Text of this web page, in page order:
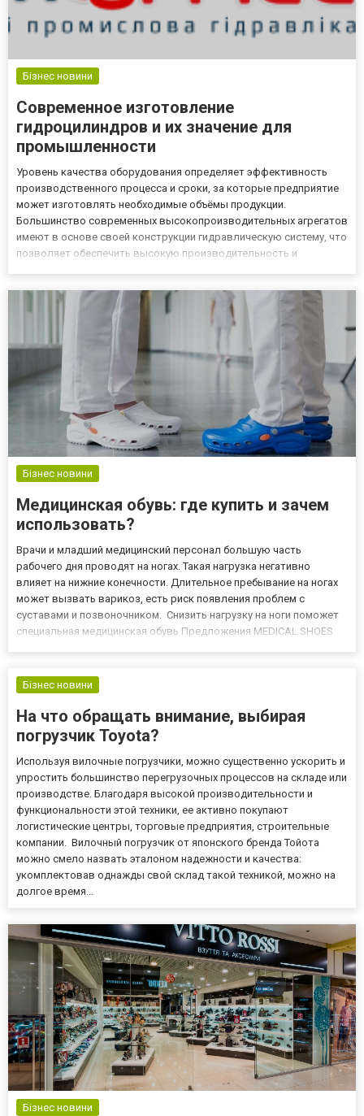
Бізнес новини
Современное изготовление
гидроцилиндров и их значение для
промышленности
Уровень качества оборудования определяет эффективность
производственного процесса и сроки, за которые предприятие
может изготовлять необходимые объёмы продукции.
Большинство современных высокопроизводительных агрегатов
имеют в основе своей конструкции гидравлическую систему, что
позволяет обеспечить высокую производительность и
гидроцилиндр, который обесп...
Бізнес новини
Медицинская обувь: где купить и зачем
использовать?
Врачи и младший медицинский персонал большую часть
рабочего дня проводят на ногах. Такая нагрузка негативно
влияет на нижние конечности. Длительное пребывание на ногах
может вызвать варикоз, есть риск появления проблем с
суставами и позвоночником. Снизить нагрузку на ноги поможет
специальная медицинская обувь Предложения MEDICAL SHOES
Бізнес новини
На что обращать внимание, выбирая
погрузчик Toyota?
Используя вилочные погрузчики, можно существенно ускорить и
упростить большинство перегрузочных процессов на складе или
производстве. Благодаря высокой производительности и
функциональности этой техники, ее активно покупают
логистические центры, торговые предприятия, строительные
компании. Вилочный погрузчик от японского бренда Тойота
можно смело назвать эталоном надежности и качества:
укомплектовав однажды свой склад такой техникой, можно на
долгое время...
Бізнес новини